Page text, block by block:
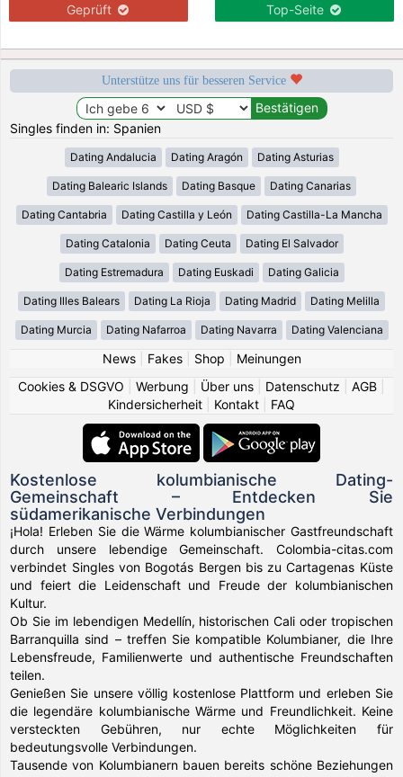
Geprüft Top-Seite
Unterstütze uns für besseren Service
Singles finden in: Spanien
Dating Andalucia Dating Aragón Dating Asturias
Dating Balearic Islands Dating Basque Dating Canarias
Dating Cantabria Dating Castilla y León Dating Castilla-La Mancha
Dating Catalonia Dating Ceuta Dating El Salvador
Dating Estremadura Dating Euskadi Dating Galicia
Dating Illes Balears Dating La Rioja Dating Madrid Dating Melilla
Dating Murcia Dating Nafarroa Dating Navarra Dating Valenciana
News| Fakes| Shop
Meinungen
Cookies & DSGVO
Werbung Über uns Datenschutz AGB
Kindersicherheit
Kontakt FAQ
Kostenlose kolumbianische Dating-
Gemeinschaft – Entdecken Sie
südamerikanische Verbindungen
¡Hola! Erleben Sie die Wärme kolumbianischer Gastfreundschaft
durch unsere lebendige Gemeinschaft. Colombia-citas.com
verbindet Singles von Bogotás Bergen bis zu Cartagenas Küste
und feiert die Leidenschaft und Freude der kolumbianischen
Kultur.
Ob Sie im lebendigen Medellín, historischen Cali oder tropischen
Barranquilla sind – treffen Sie kompatible Kolumbianer, die Ihre
Lebensfreude, Familienwerte und authentische Freundschaften
teilen.
Genießen Sie unsere völlig kostenlose Plattform und erleben Sie
die legendäre kolumbianische Wärme und Freundlichkeit. Keine
versteckten Gebühren, nur echte Möglichkeiten für
bedeutungsvolle Verbindungen.
Tausende von Kolumbianern bauen bereits schöne Beziehungen